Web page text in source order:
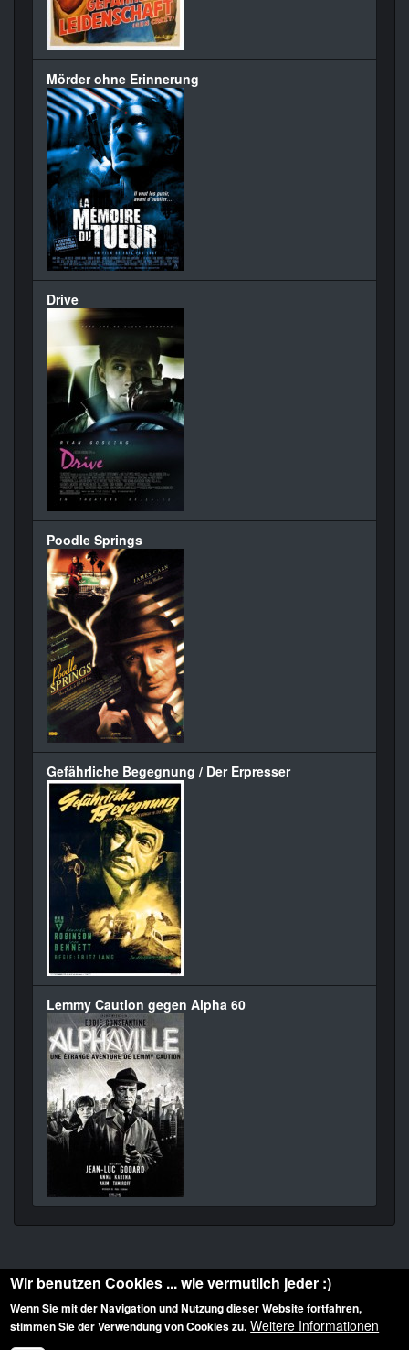
Mörder ohne Erinnerung
Drive
Poodle Springs
Gefährliche Begegnung / Der Erpresser
Lemmy Caution gegen Alpha 60
Diese Website ist urheberrechtlich geschützt: © 2010-2026 der Film Noir de. Alle
Rechte vorbehalten.
Wir benutzen Cookies ... wie vermutlich jeder :)
Wenn Sie mit der Navigation und Nutzung dieser Website fortfahren,
stimmen Sie der Verwendung von Cookies zu. Weitere Informationen